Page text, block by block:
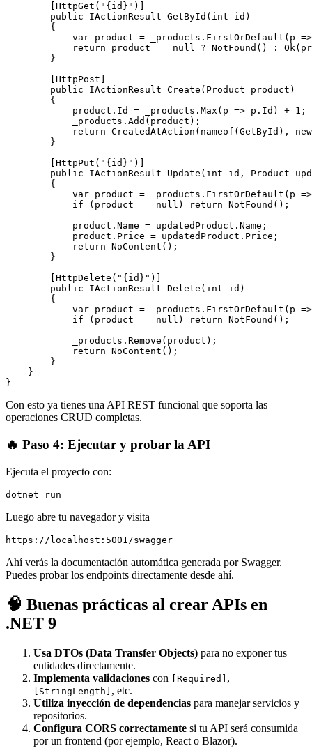
        [HttpGet("{id}")]
        public IActionResult GetById(int id)
        {
var product = _products.FirstOrDefault(p
return product == null ? NotFound() :
        }
        [HttpPost]
        public IActionResult Create(Product product)
        {
            product.Id = _products.Max(p => p.Id) + 1;
            _products.Add(product);
return CreatedAtAction(nameof(GetById),
        }
        [HttpPut("{id}")]
public IActionResult Update(int id, Product
        {
var product = _products.FirstOrDefault(p
            if (product == null) return NotFound();
            product.Name = updatedProduct.Name;
            product.Price = updatedProduct.Price;
            return NoContent();
        }
        [HttpDelete("{id}")]
        public IActionResult Delete(int id)
        {
var product = _products.FirstOrDefault(p
            if (product == null) return NotFound();
            _products.Remove(product);
            return NoContent();
        }
    }
}
Con esto ya tienes una API REST funcional que soporta las
operaciones CRUD completas.
🔥 Paso 4: Ejecutar y probar la API
Ejecuta el proyecto con:
dotnet run
Luego abre tu navegador y visita
https://localhost:5001/swagger
Ahí verás la documentación automática generada por Swagger.
Puedes probar los endpoints directamente desde ahí.
🧠 Buenas prácticas al crear APIs en
.NET 9
Usa DTOs (Data Transfer Objects) para no exponer tus
entidades directamente.
Implementa validaciones con [Required] ,
[StringLength] , etc.
Utiliza inyección de dependencias para manejar servicios y
repositorios.
Configura CORS correctamente si tu API será consumida
por un frontend (por ejemplo, React o Blazor).